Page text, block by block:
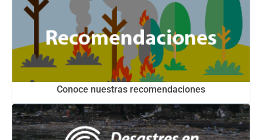
Conoce nuestras recomendaciones